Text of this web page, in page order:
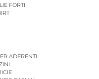
FORTI
ADERENTI